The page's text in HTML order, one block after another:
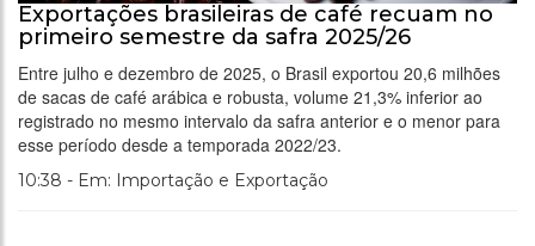
Exportações brasileiras de café recuam no
primeiro semestre da safra 2025/26
Entre julho e dezembro de 2025, o Brasil exportou 20,6 milhões
de sacas de café arábica e robusta, volume 21,3% inferior ao
registrado no mesmo intervalo da safra anterior e o menor para
esse período desde a temporada 2022/23.
10:38 - Em: Importação e Exportação